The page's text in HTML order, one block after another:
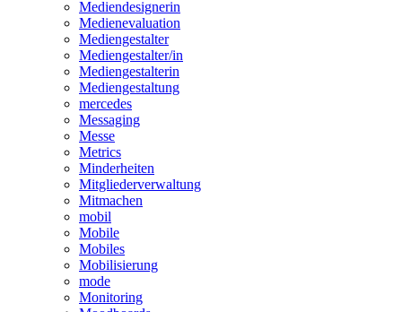
Mediendesignerin
Medienevaluation
Mediengestalter
Mediengestalter/in
Mediengestalterin
Mediengestaltung
mercedes
Messaging
Messe
Metrics
Minderheiten
Mitgliederverwaltung
Mitmachen
mobil
Mobile
Mobiles
Mobilisierung
mode
Monitoring